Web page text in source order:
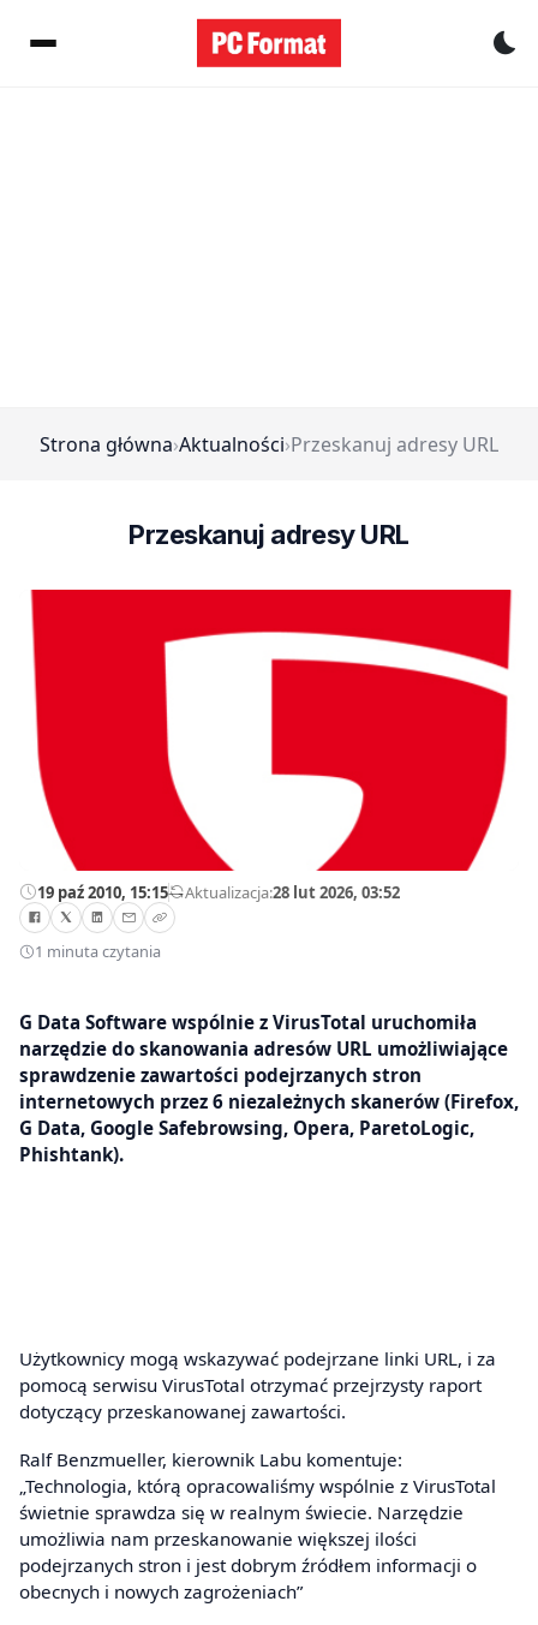
Strona główna›Aktualności›Przeskanuj adresy URL
Przeskanuj adresy URL
19 paź 2010, 15:15—Aktualizacja:28 lut 2026, 03:52
1 minuta czytania
G Data Software wspólnie z VirusTotal uruchomiła
narzędzie do skanowania adresów URL umożliwiające
sprawdzenie zawartości podejrzanych stron
internetowych przez 6 niezależnych skanerów (Firefox,
G Data, Google Safebrowsing, Opera, ParetoLogic,
Phishtank).
Użytkownicy mogą wskazywać podejrzane linki URL, i za
pomocą serwisu VirusTotal otrzymać przejrzysty raport
dotyczący przeskanowanej zawartości.
Ralf Benzmueller, kierownik Labu komentuje:
„Technologia, którą opracowaliśmy wspólnie z VirusTotal
świetnie sprawdza się w realnym świecie. Narzędzie
umożliwia nam przeskanowanie większej ilości
podejrzanych stron i jest dobrym źródłem informacji o
obecnych i nowych zagrożeniach”